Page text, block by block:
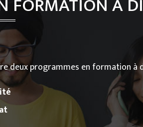
deux programmes en formation à